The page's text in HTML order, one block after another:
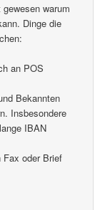
warum
Dinge die
an POS
Bekannten
Insbesondere
IBAN
Fax oder Brief